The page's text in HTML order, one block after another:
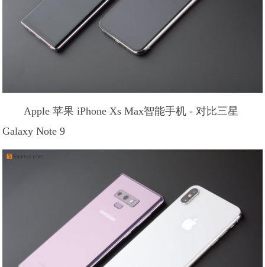
Apple 苹果 iPhone Xs Max智能手机 - 对比三星
Galaxy Note 9